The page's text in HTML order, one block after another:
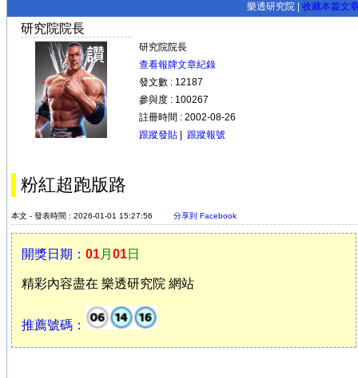
樂透研究院 | 收藏本篇文
研究院院長
研究院院長
查看報牌文章紀錄
發文數 : 12187
參與度 : 100267
註冊時間 : 2002-08-26
跟蹤發貼
跟蹤報號
粉紅超跑版路
本文 - 發表時間 : 2026-01-01 15:27:56 分享到 Facebook
開獎日期： 01月 01日
精彩內容盡在 樂透研究院 網站
推薦號碼：